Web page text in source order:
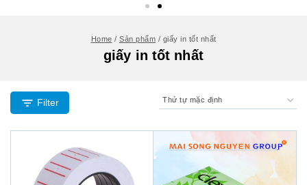
Home / Sản phẩm / giấy in tốt nhất
giấy in tốt nhất
Filter